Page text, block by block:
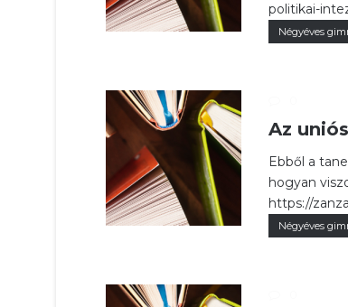
politikai-
Négyéves
Az
Ebből a
hogyan
https://
Négyéves